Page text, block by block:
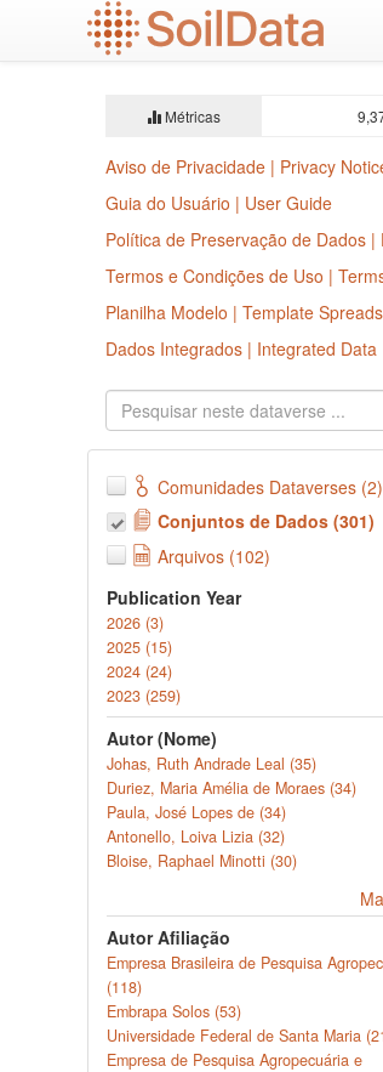
Métricas
Aviso de Privacidade | Privacy
Guia do Usuário | User Guide
Política de Preservação de Dados
Termos e Condições de Uso |
Planilha Modelo | Template
Dados Integrados | Integrated Data
Comunidades Dataverses (2)
Conjuntos de Dados (301)
Arquivos (102)
Publication Year
2026 (3)
2025 (15)
2024 (24)
2023 (259)
Autor (Nome)
Johas, Ruth Andrade Leal (35)
Duriez, Maria Amélia de Moraes (34)
Paula, José Lopes de (34)
Antonello, Loiva Lizia (32)
Bloise, Raphael Minotti (30)
Autor Afiliação
Empresa Brasileira de Pesquisa
(118)
Embrapa Solos (53)
Universidade Federal de Santa Maria
Empresa de Pesquisa Agropecuária e